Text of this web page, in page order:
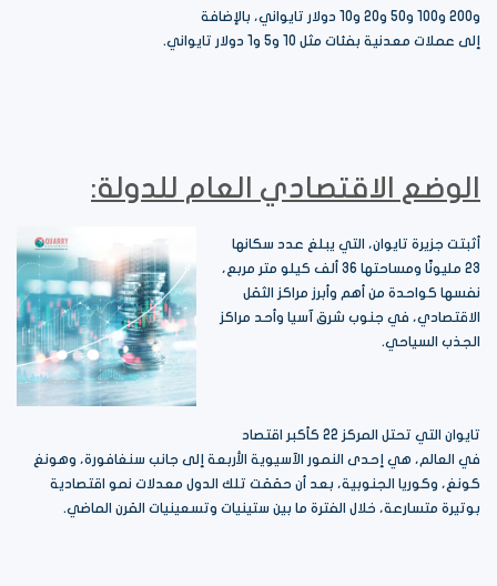
و200 و100 و50 و20 و10 دولار تايواني، بالإضافة
إلى عملات معدنية بفئات مثل 10 و5 و1 دولار تايواني.
الوضع الاقتصادي العام للدولة:
أثبتت جزيرة تايوان، التي يبلغ عدد سكانها
23 مليونًا ومساحتها 36 ألف كيلو متر مربع،
نفسها كواحدة من أهم وأبرز مراكز الثقل
الاقتصادي، في جنوب شرق آسيا وأحد مراكز
الجذب السياحي.
تايوان التي تحتل المركز 22 كأكبر اقتصاد
في العالم، هي إحدى النمور الآسيوية الأربعة إلى جانب سنغافورة، وهونغ
كونغ، وكوريا الجنوبية، بعد أن حققت تلك الدول معدلات نمو اقتصادية
بوتيرة متسارعة، خلال الفترة ما بين ستينيات وتسعينيات القرن الماضي.